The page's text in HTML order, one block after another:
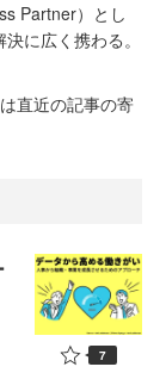
Partner）とし
に広く携わる。
直近の記事の寄
7